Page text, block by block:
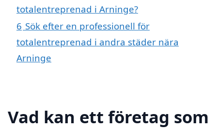
totalentreprenad i Arninge?
6 Sök efter en professionell för
totalentreprenad i andra städer nära
Arninge
Vad kan ett företag som